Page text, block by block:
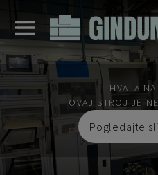
HVALA
OVAJ STROJ JE
Pogledajte